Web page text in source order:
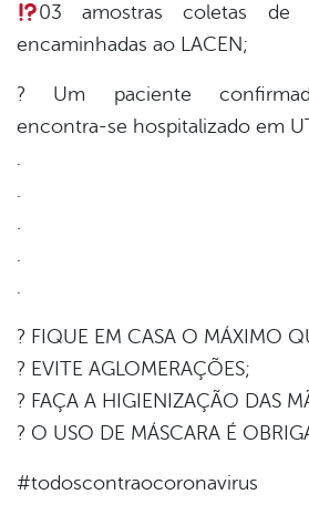
03 amostras coletas de
encaminhadas ao LACEN;
? Um paciente
encontra-se hospitalizado em
.
.
.
.
.
? FIQUE EM CASA O MÁXIMO
? EVITE AGLOMERAÇÕES;
? FAÇA A HIGIENIZAÇÃO DAS
? O USO DE MÁSCARA É
#todoscontraocoronavirus